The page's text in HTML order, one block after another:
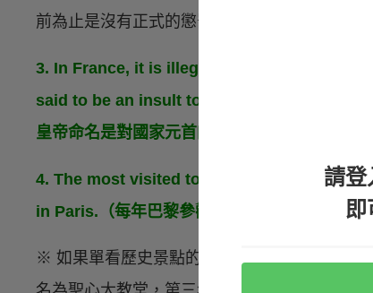
前為止是沒有正式的懲罰制度的（根據友人去
3. In France, it is illegal to name a pig
said to be an insult to the head of state.（在
皇帝命名是對國家元首的侮辱。）
4. The most visited tourist attraction in
in Paris.（每年巴黎參觀人數最多的景點不是
※ 如果單看歷史景點的話，艾菲爾鐵塔的參觀
請登
即